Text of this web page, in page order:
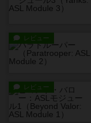
レビュー
レビュー